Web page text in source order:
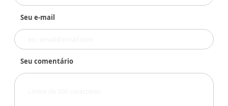
Seu e-mail
Seu comentário